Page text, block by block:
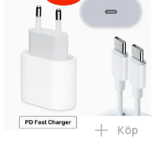
en enhetlig
USB-C 2m i varukorgen
2M USB-C till USB-C
1 Bärbar Löpband med
Lägg
Köp